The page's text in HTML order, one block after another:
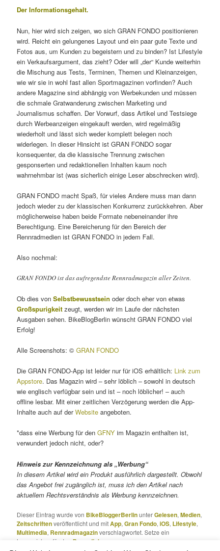
Der Informationsgehalt.
Nun, hier wird sich zeigen, wo sich GRAN FONDO positionieren
wird. Reicht ein gelungenes Layout und ein paar gute Texte und
Fotos aus, um Kunden zu begeistern und zu binden? Ist Lifestyle
ein Verkaufsargument, das zieht? Oder will „der“ Kunde weiterhin
die Mischung aus Tests, Terminen, Themen und Kleinanzeigen,
wie wir sie in wohl fast allen Sportmagazinen vorfinden? Auch
andere Magazine sind abhängig von Werbekunden und müssen
die schmale Gratwanderung zwischen Marketing und
Journalismus schaffen. Der Vorwurf, dass Artikel und Testsiege
durch Werbeanzeigen eingekauft werden, wird regelmäßig
wiederholt und lässt sich weder komplett belegen noch
widerlegen. In dieser Hinsicht ist GRAN FONDO sogar
konsequenter, da die klassische Trennung zwischen
gesponserten und redaktionellen Inhalten kaum noch
wahrnehmbar ist (was sicherlich einige Leser abschrecken wird).
GRAN FONDO macht Spaß, für vieles Andere muss man dann
jedoch wieder zu der klassischen Konkurrenz zurückkehren. Aber
möglicherweise haben beide Formate nebeneinander ihre
Berechtigung. Eine Bereicherung für den Bereich der
Rennradmedien ist GRAN FONDO in jedem Fall.
Also nochmal:
GRAN FONDO ist das aufregendste Rennradmagazin aller Zeiten.
Ob dies vonSelbstbewusstsein oder doch eher von etwas
Großspurigkeit zeugt, werden wir im Laufe der nächsten
Ausgaben sehen. BikeBlogBerlin wünscht GRAN FONDO viel
Erfolg!
Alle Screenshots: ©GRAN FONDO
Die GRAN FONDO-App ist leider nur für iOS erhältlich: Link zum
Appstore. Das Magazin wird – sehr löblich – sowohl in deutsch
wie englisch verfügbar sein und ist – noch löblicher! – auch
offline lesbar. Mit einer zeitlichen Verzögerung werden die App-
Inhalte auch auf derWebsite angeboten.
*dass eine Werbung für denGFNY im Magazin enthalten ist,
verwundert jedoch nicht, oder?
Hinweis zur Kennzeichnung als „Werbung“
In diesem Artikel wird ein Produkt ausführlich dargestellt. Obwohl
das Angebot frei zugänglich ist,muss ichden Artikelnach
aktuellemRechtsverständnis als Werbung kennzeichnen.
Dieser Eintrag wurde von BikeBloggerBerlinunterGelesen,Medien,
Zeitschriftenveröffentlicht und mitApp,Gran Fondo,iOS, Lifestyle,
Multimedia, Rennradmagazinverschlagwortet. Setze ein
Lesezeichen für denPermalink